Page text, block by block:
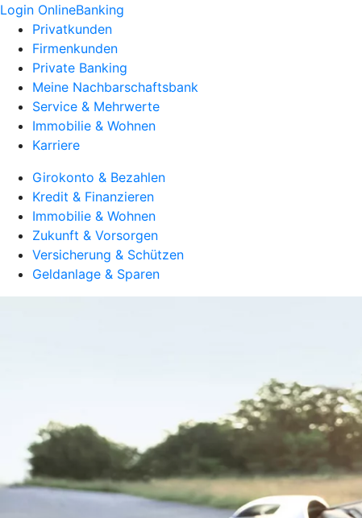
Login OnlineBanking
Privatkunden
Firmenkunden
Private Banking
Meine Nachbarschaftsbank
Service & Mehrwerte
Immobilie & Wohnen
Karriere
Girokonto & Bezahlen
Kredit & Finanzieren
Immobilie & Wohnen
Zukunft & Vorsorgen
Versicherung & Schützen
Geldanlage & Sparen